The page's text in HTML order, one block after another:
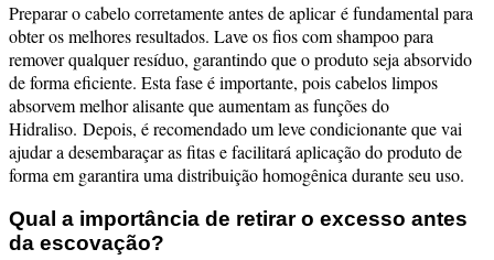
Preparar o cabelo corretamente antes de aplicar é fundamental para
obter os melhores resultados. Lave os fios com shampoo para
remover qualquer resíduo, garantindo que o produto seja absorvido
de forma eficiente. Esta fase é importante, pois cabelos limpos
absorvem melhor alisante que aumentam as funções do
Hidraliso. Depois, é recomendado um leve condicionante que vai
ajudar a desembaraçar as fitas e facilitará aplicação do produto de
forma em garantira uma distribuição homogênica durante seu uso.
Qual a importância de retirar o excesso antes
da escovação?